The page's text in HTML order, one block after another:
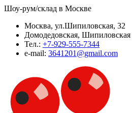
Шоу-рум/склад в Москве
Москва, ул.Шипиловская, 32
Домодедовская, Шипиловская
Тел.: +7-929-555-7344
e-mail: 3641201@gmail.com